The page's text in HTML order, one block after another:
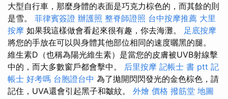
大型自行車，那麼身體的表面是巧克力棕色的，而其餘的則
是雪。 菲律賓簽證 辦護照 整脊師證照 台中按摩推薦 大里
按摩 如果我這樣做會看起來很有趣，你去海灘。 足底按摩
將您的手放在可以與身體其他部位相同的速度曬黑的腿。
維生素D（也稱為陽光維生素）是當您的皮膚被UVB射線擊
中的，而大多數窗戶都會擊中。 后里按摩 記帳士 書 ptt 記
帳士 好考嗎 台胞證台中 為了拋開閃閃發光的金色棕色，請
記住，UVA還會引起黑子和皺紋。 外燴 價格 撥筋堂 地圖